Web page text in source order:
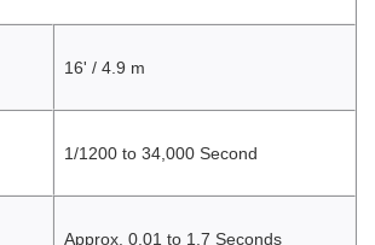
16' / 4.9 m
1/1200 to 34,000 Second
Approx. 0.01 to 1.7 Seconds